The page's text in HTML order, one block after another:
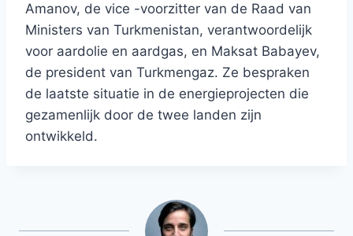
Amanov, de vice -voorzitter van de Raad van
Ministers van Turkmenistan, verantwoordelijk
voor aardolie en aardgas, en Maksat Babayev,
de president van Turkmengaz. Ze bespraken
de laatste situatie in de energieprojecten die
gezamenlijk door de twee landen zijn
ontwikkeld.